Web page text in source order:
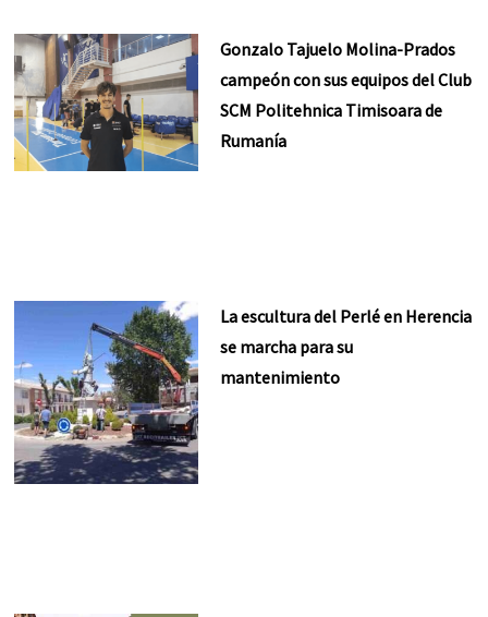
Gonzalo Tajuelo Molina-Prados
campeón con sus equipos del Club
SCM Politehnica Timisoara de
Rumanía
La escultura del Perlé en Herencia
se marcha para su
mantenimiento